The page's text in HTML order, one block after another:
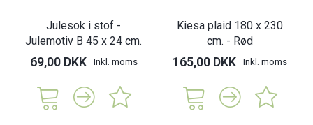
Julesok i stof -
Julemotiv B 45 x 24 cm.
69,00 DKK Inkl. moms
Kiesa plaid 180 x 230
cm. - Rød
165,00 DKK Inkl. moms